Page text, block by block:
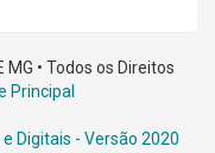
MG • Todos os Direitos
Principal
Digitais - Versão 2020